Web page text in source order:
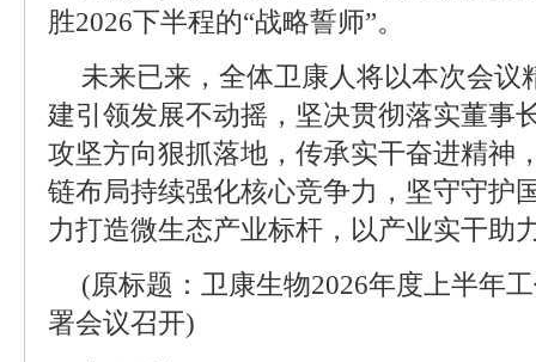
胜2026下半程的“战略誓师”。
未来已来，全体卫康人将以本次会议
建引领发展不动摇，坚决贯彻落实董事
攻坚方向狠抓落地，传承实干奋进精神
链布局持续强化核心竞争力，坚守守护
力打造微生态产业标杆，以产业实干助
(原标题：卫康生物2026年度上半年
署会议召开)